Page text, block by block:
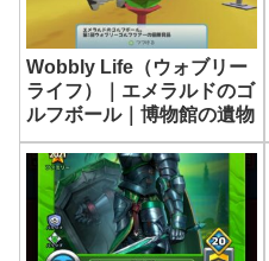
Wobbly Life（ウォブリー
ライフ）｜エメラルドのゴ
ルフボール｜博物館の遺物